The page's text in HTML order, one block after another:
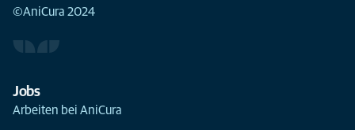
©AniCura 2024
Jobs
Arbeiten bei AniCura